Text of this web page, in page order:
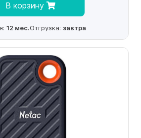
В корзину
12 мес.Отгрузка: завтра